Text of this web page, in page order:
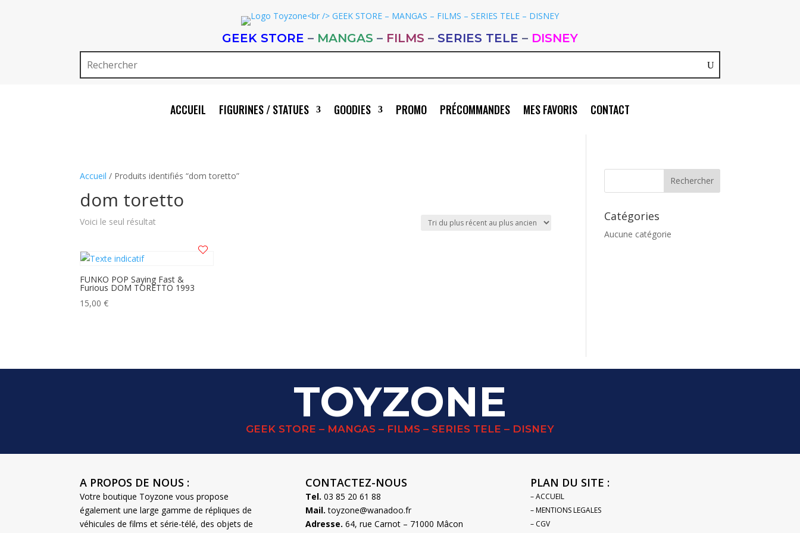
GEEK STORE – MANGAS – FILMS – SERIES TELE – DISNEY
ACCUEIL FIGURINES / STATUES GOODIES PROMO PRÉCOMMANDES MES FAVORIS CONTACT
Accueil / Produits identifiés “dom toretto”
dom toretto
Voici le seul résultat
FUNKO POP Saying Fast &
Furious DOM TORETTO 1993
15,00€
Catégories
Aucune catégorie
TOYZONE
GEEK STORE – MANGAS – FILMS – SERIES TELE – DISNEY
A PROPOS DE NOUS :
Votre boutique Toyzone vous propose
également une large gamme de répliques de
véhicules de films et série-télé, des objets de
CONTACTEZ-NOUS
Tel. 03 85 20 61 88
Mail. toyzone@wanadoo.fr
Adresse. 64, rue Carnot – 71000 Mâcon
PLAN DU SITE :
– ACCUEIL
– MENTIONS LEGALES
– CGV